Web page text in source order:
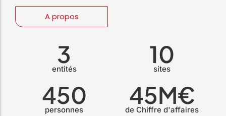
A propos
entités
3
sites
10
personnes
450
de Chiffre d'affaires
45M€